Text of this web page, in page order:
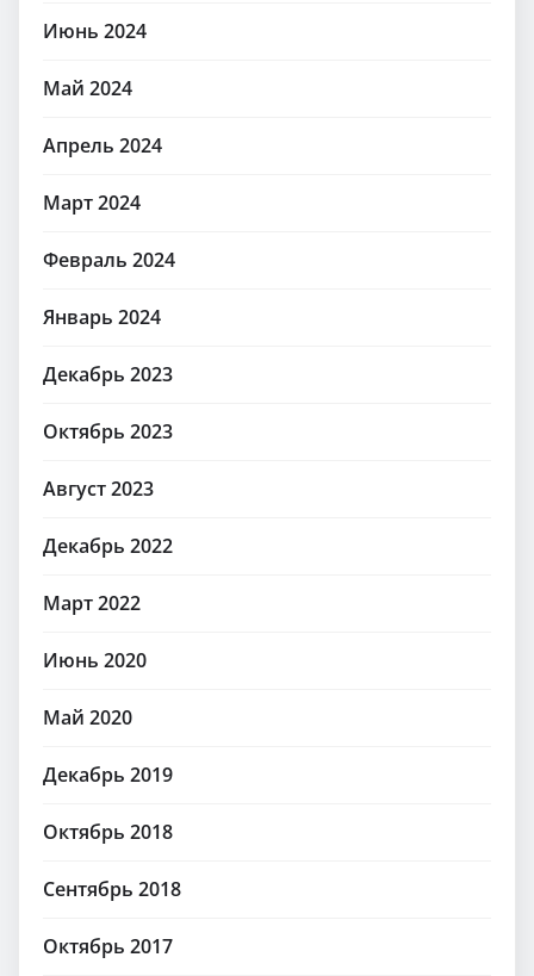
Июнь 2024
Май 2024
Апрель 2024
Март 2024
Февраль 2024
Январь 2024
Декабрь 2023
Октябрь 2023
Август 2023
Декабрь 2022
Март 2022
Июнь 2020
Май 2020
Декабрь 2019
Октябрь 2018
Сентябрь 2018
Октябрь 2017